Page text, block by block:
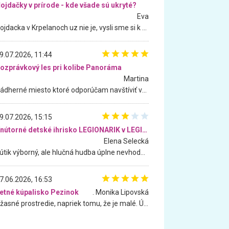
v prírode - kde všade sú ukryté?
Eva
11:44
les pri kolibe Panoráma
Martina
15:15
Vnútorné detské ihrisko LEGIONARIK v LEGIA Fitness
Elena Selecká
16:53
kúpalisko Pezinok
. Monika Lipovská